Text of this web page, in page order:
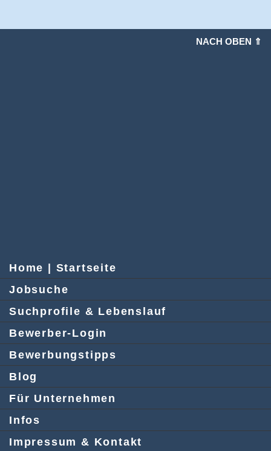
NACH OBEN ⇑
Home | Startseite
Jobsuche
Suchprofile & Lebenslauf
Bewerber-Login
Bewerbungstipps
Blog
Für Unternehmen
Infos
Impressum & Kontakt